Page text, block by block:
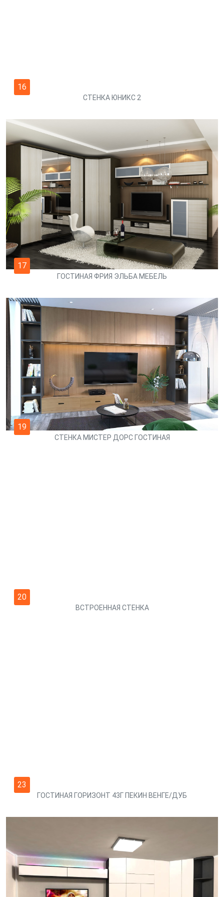
16
СТЕНКА ЮНИКС 2
17
ГОСТИНАЯ ФРИЯ ЭЛЬБА МЕБЕЛЬ
19
СТЕНКА МИСТЕР ДОРС ГОСТИНАЯ
20
ВСТРОЕННАЯ СТЕНКА
23
ГОСТИНАЯ ГОРИЗОНТ 43Г ПЕКИН ВЕНГЕ/ДУБ